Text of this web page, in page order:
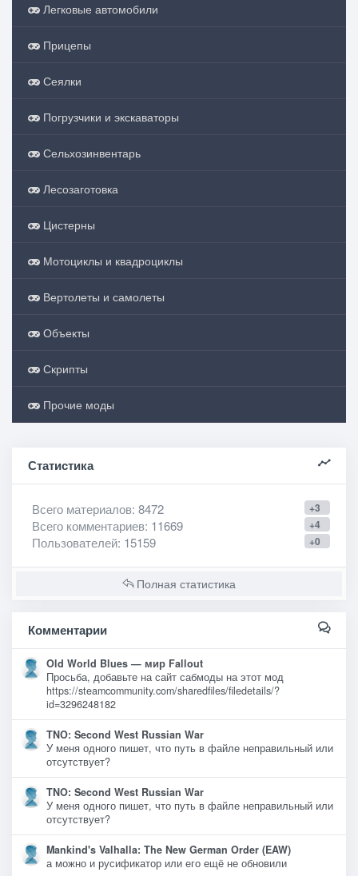
Легковые автомобили
Прицепы
Сеялки
Погрузчики и экскаваторы
Сельхозинвентарь
Лесозаготовка
Цистерны
Мотоциклы и квадроциклы
Вертолеты и самолеты
Объекты
Скрипты
Прочие моды
Статистика
+3
Всего материалов: 8472
+4
Всего комментариев: 11669
+0
Пользователей: 15159
Полная статистика
Комментарии
Old World Blues — мир Fallout
Просьба, добавьте на сайт сабмоды на этот мод
https://steamcommunity.com/sharedfiles/filedetails/?
id=3296248182
TNO: Second West Russian War
У меня одного пишет, что путь в файле неправильный или
отсутствует?
TNO: Second West Russian War
У меня одного пишет, что путь в файле неправильный или
отсутствует?
Mankind's Valhalla: The New German Order (EAW)
а можно и русификатор или его ещё не обновили